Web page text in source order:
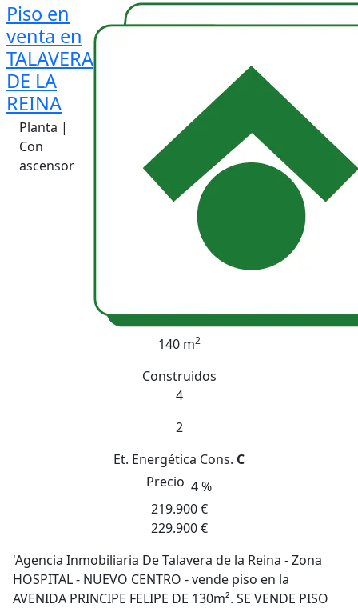
Piso en
venta en
TALAVERA
DE LA
REINA
Planta |
Con
ascensor
140 m2
Construidos
4
2
Et. Energética Cons. C
Precio 4 %
219.900 €
229.900 €
'Agencia Inmobiliaria De Talavera de la Reina - Zona
HOSPITAL - NUEVO CENTRO - vende piso en la
AVENIDA PRINCIPE FELIPE DE 130m². SE VENDE PISO